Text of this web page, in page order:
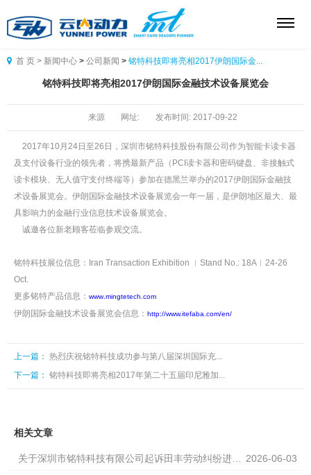
 首 页 > 新闻中心 > 公司新闻 > 铭特科技即将亮相2017伊朗国际金...
铭特科技即将亮相2017伊朗国际金融技术设备展览会
来源 网址: 发布时间:2017-09-22
2017年10月24日至26日，深圳市铭特科技股份有限公司作为智能卡读卡器
及支付设备行业的领先者，将携最新产品（PCI读卡器和密码键盘、非接触式
读卡模块、无人值守支付终端等）参加在德黑兰举办的2017伊朗国际金融技
术设备展览会。伊朗国际金融技术设备展览会一年一届，是伊朗地区最大、最
具影响力的金融行业信息技术设备展览会。
诚邀各位新老顾客莅临参观交流。
铭特科技展位信息：Iran Transaction Exhibition ︱Stand No.: 18A︱24-26
Oct.
更多铭特产品信息： www.mingtetech com
伊朗国际金融技术设备展览会信息： http://www.itefaba.com/en/
上一篇： 热烈庆祝铭特科技成功参与第八届深圳国际充...
下一篇： 铭特科技即将亮相2017年第二十五届印尼雅加...
相关文章
关于深圳市铭特科技有限公司起诉田丰劳动纠纷进展 2026-06-03